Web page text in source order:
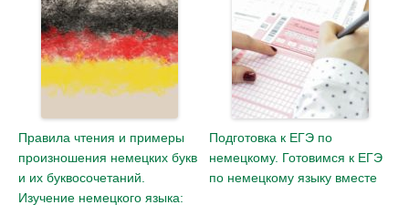
Правила чтения и примеры
произношения немецких букв
и их буквосочетаний.
Изучение немецкого языка:
Подготовка к ЕГЭ по
немецкому. Готовимся к ЕГЭ
по немецкому языку вместе